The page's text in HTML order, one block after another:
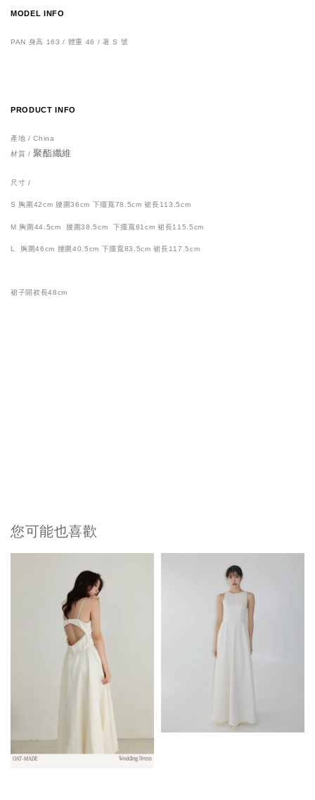
MODEL INFO
PAN 身高 163 / 體重 46 / 著 S 號
PRODUCT INFO
產地 / China
材質 /聚酯纖維
尺寸 /
S 胸圍42cm 腰圍36cm 下擺寬78.5cm 裙長113.5cm
M 胸圍44.5cm 腰圍38.5cm 下擺寬81cm 裙長115.5cm
L 胸圍46cm 腰圍40.5cm 下擺寬83.5cm 裙長117.5cm
裙子開衩長48cm
您可能也喜歡